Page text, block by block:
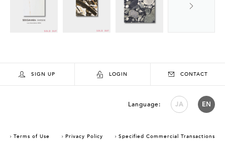
SIGN UP LOGIN CONTACT
Language: JA EN
Terms of Use Privacy Policy Specified Commercial Transactions